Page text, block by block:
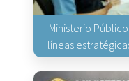
Ministerio
líneas